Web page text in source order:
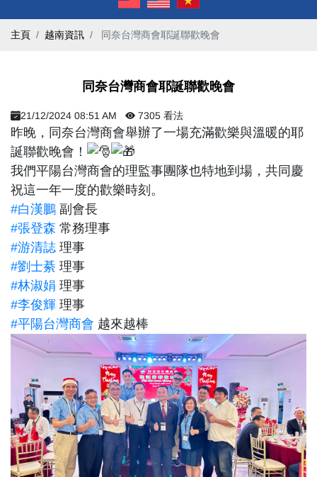
主頁 越南資訊 ​ 同奈台灣商會耶誕聯歡晚會 ​
​ 同奈台灣商會耶誕聯歡晚會 ​
21/12/2024 08:51 AM 7305 看法
昨晚，同奈台灣商會舉辦了一場充滿歡樂與溫暖的耶
誕聯歡晚會！
我們平陽台灣商會的理監事團隊也特地到場，共同慶
祝這一年一度的歡樂時刻。
#白漢鵬 副會長
#張登森 常務理事
#游清誌 理事
#劉士綦 理事
#林淑娟 理事
#李俊輝 理事
#平陽台灣商會 越來越棒